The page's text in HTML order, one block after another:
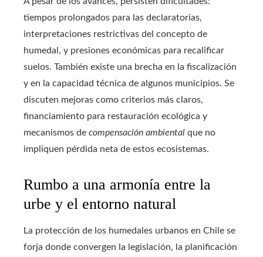
tiempos prolongados para las declaratorias,
interpretaciones restrictivas del concepto de
humedal, y presiones económicas para recalificar
suelos. También existe una brecha en la fiscalización
y en la capacidad técnica de algunos municipios. Se
discuten mejoras como criterios más claros,
financiamiento para restauración ecológica y
mecanismos de compensación ambiental que no
impliquen pérdida neta de estos ecosistemas.
Rumbo a una armonía entre la
urbe y el entorno natural
La protección de los humedales urbanos en Chile se
forja donde convergen la legislación, la planificación